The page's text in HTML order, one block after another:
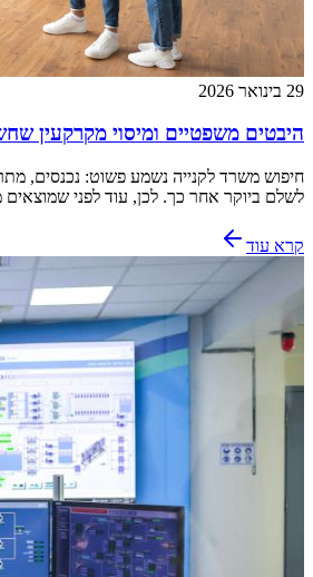
29 בינואר 2026
היבטים משפטיים ומיסוי מקרקעין
חיפוש משרד לקנייה נשמע פשוט: נכנסים,
לשלם ביוקר אחר כך. לכן, עוד לפני
קרא עוד